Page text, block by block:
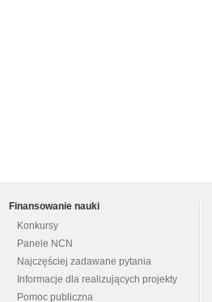
Finansowanie nauki
Konkursy
Panele NCN
Najczęściej zadawane pytania
Informacje dla realizujących projekty
Pomoc publiczna